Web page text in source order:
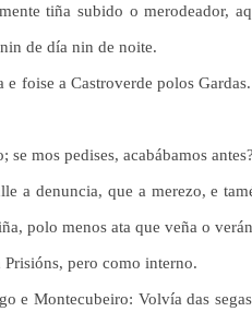
tiña subido o merodeador,
de día nin de noite.
e foise a Castroverde polos
se mos pedises, acabábamos antes?
a denuncia, que a merezo, e
polo menos ata que veña o
pero como interno.
e Montecubeiro: Volvía das